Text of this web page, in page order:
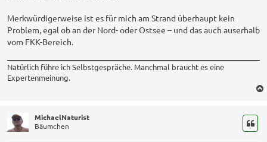
Merkwürdigerweise ist es für mich am Strand überhaupt kein
Problem, egal ob an der Nord- oder Ostsee – und das auch auserhalb
vom FKK-Bereich.
Natürlich führe ich Selbstgespräche. Manchmal braucht es eine
Expertenmeinung.
MichaelNaturist
Bäumchen